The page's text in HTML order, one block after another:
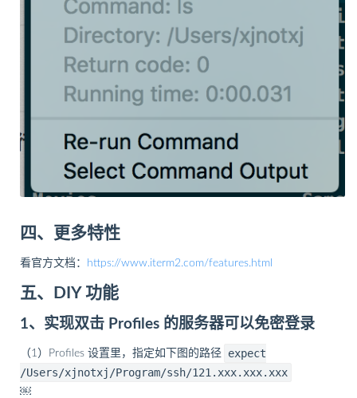
四、更多特性
看官方文档： https://www.iterm2.com/features.html
五、DIY 功能
1、实现双击 Profiles 的服务器可以免密登录
（1）Profiles 设置里，指定如下图的路径
expect
/Users/xjnotxj/Program/ssh/121.xxx.xxx.xxx
￼